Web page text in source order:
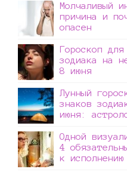
Молчаливый
причина и
опасен
Гороскоп
зодиака на
8 июня
Лунный
знаков
июня:
Одной
4
к исполнению